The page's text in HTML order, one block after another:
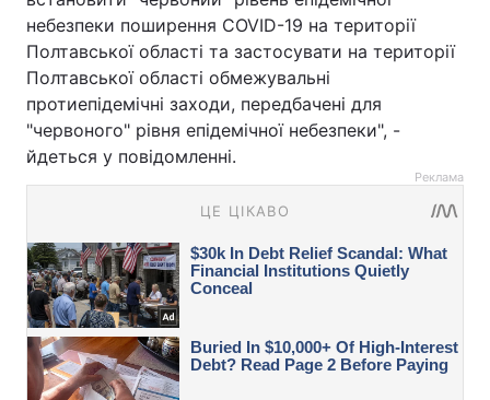
небезпеки поширення COVID-19 на території
Полтавської області та застосувати на території
Полтавської області обмежувальні
протиепідемічні заходи, передбачені для
"червоного" рівня епідемічної небезпеки", -
йдеться у повідомленні.
Реклама